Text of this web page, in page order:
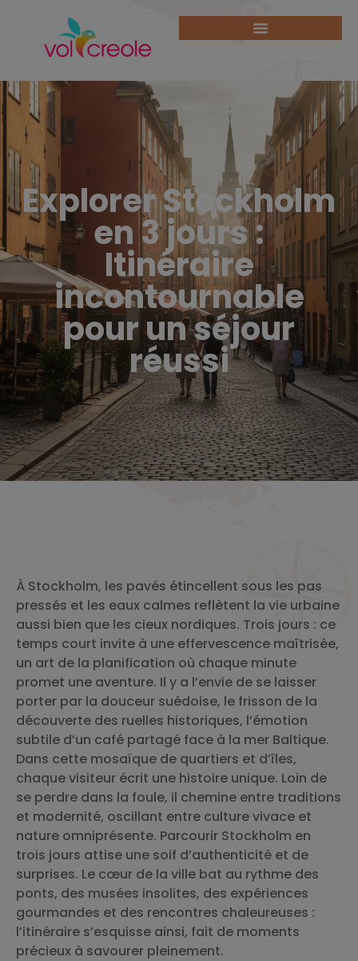
Explorer Stockholm
en 3 jours :
Itinéraire
incontournable
pour un séjour
réussi
À Stockholm, les pavés étincellent sous les pas
pressés et les eaux calmes reflètent la vie urbaine
aussi bien que les cieux nordiques. Trois jours : ce
temps court invite à une effervescence maîtrisée,
un art de la planification où chaque minute
promet une aventure. Il y a l’envie de se laisser
porter par la douceur suédoise, le frisson de la
découverte des ruelles historiques, l’émotion
subtile d’un café partagé face à la mer Baltique.
Dans cette mosaïque de quartiers et d’îles,
chaque visiteur écrit une histoire unique. Loin de
se perdre dans la foule, il chemine entre traditions
et modernité, oscillant entre culture vivace et
nature omniprésente. Parcourir Stockholm en
trois jours attise une soif d’authenticité et de
surprises. Le cœur de la ville bat au rythme des
ponts, des musées insolites, des expériences
gourmandes et des rencontres chaleureuses :
l’itinéraire s’esquisse ainsi, fait de moments
précieux à savourer pleinement.